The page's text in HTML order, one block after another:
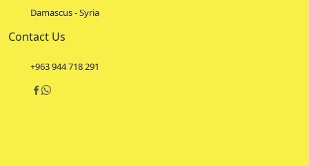
Damascus - Syria
Contact Us
+963 944 718 291